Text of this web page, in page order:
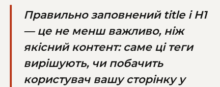
Правильно заповнений title і H1
— це не менш важливо, ніж
якісний контент: саме ці теги
вирішують, чи побачить
користувач вашу сторінку у